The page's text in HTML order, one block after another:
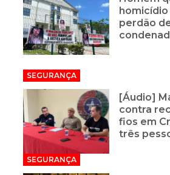
perdão
SEGURANÇA
[Áudio]
contra
fios em
três
SEGURANÇA